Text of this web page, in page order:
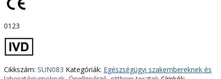
0123
Cikkszám: SUN083 Kategóriák: Egészségügyi szakembereknek és